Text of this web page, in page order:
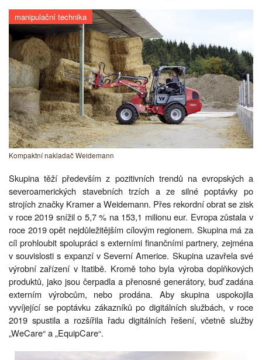
manipulační technika
Kompaktní nakladač Weidemann
Skupina těží především z pozitivních trendů na evropských a
severoamerických stavebních trzích a ze silné poptávky po
strojích značky Kramer a Weidemann. Přes rekordní obrat se zisk
v roce 2019 snížil o 5,7 % na 153,1 milionu eur. Evropa zůstala v
roce 2019 opět nejdůležitějším cílovým regionem. Skupina má za
cíl prohloubit spolupráci s externími finančními partnery, zejména
v souvislosti s expanzí v Severní Americe. Skupina uzavřela své
výrobní zařízení v Itatibě. Kromě toho byla výroba doplňkových
produktů, jako jsou čerpadla a přenosné generátory, buď zadána
externím výrobcům, nebo prodána. Aby skupina uspokojila
vyvíjející se poptávku zákazníků po digitálních službách, v roce
2019 spustila a rozšířila řadu digitálních řešení, včetně služby
„WeCare“ a „EquipCare“.